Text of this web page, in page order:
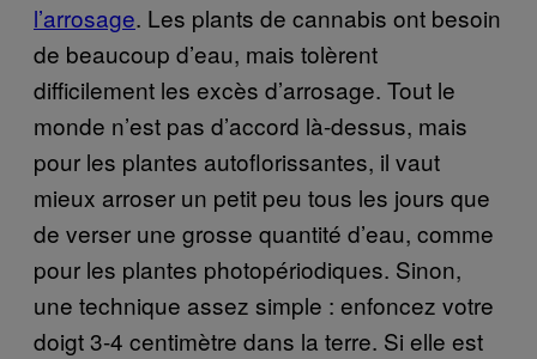
l’arrosage. Les plants de cannabis ont besoin
de beaucoup d’eau, mais tolèrent
difficilement les excès d’arrosage. Tout le
monde n’est pas d’accord là-dessus, mais
pour les plantes autoflorissantes, il vaut
mieux arroser un petit peu tous les jours que
de verser une grosse quantité d’eau, comme
pour les plantes photopériodiques. Sinon,
une technique assez simple : enfoncez votre
doigt 3-4 centimètre dans la terre. Si elle est